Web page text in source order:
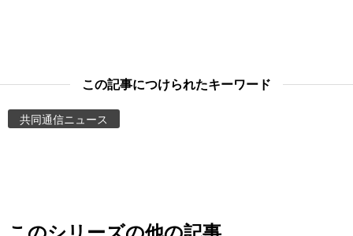
スポーツ・東京2020
Topics
Images
この記事につけられたキーワード
共同通信ニュース